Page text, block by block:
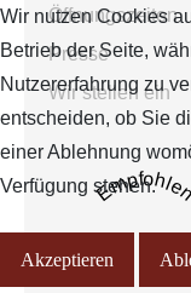
Öffnungszeiten
Presse
Wir stellen ein
Empfohlen
Wir nutzen Cookies
Betrieb der Seite,
Nutzererfahrung zu
entscheiden, ob Sie
einer Ablehnung
Verfügung stehen.
Akzeptieren